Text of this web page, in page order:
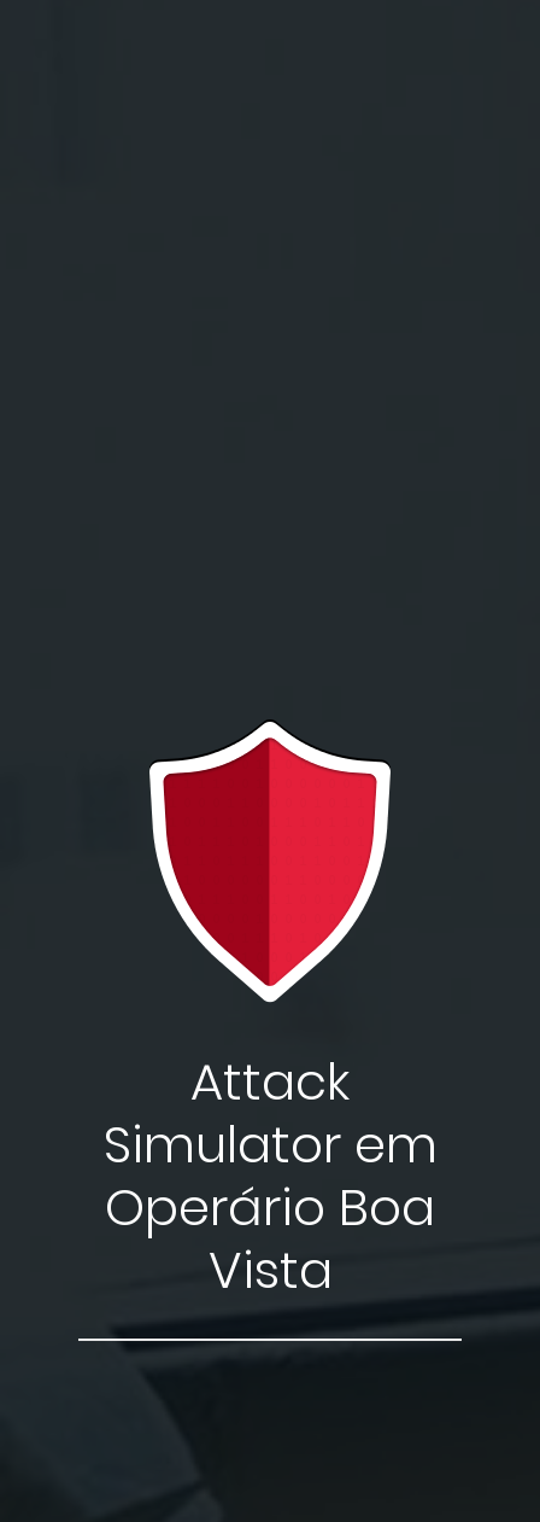
Attack
Simulator em
Operário Boa
Vista